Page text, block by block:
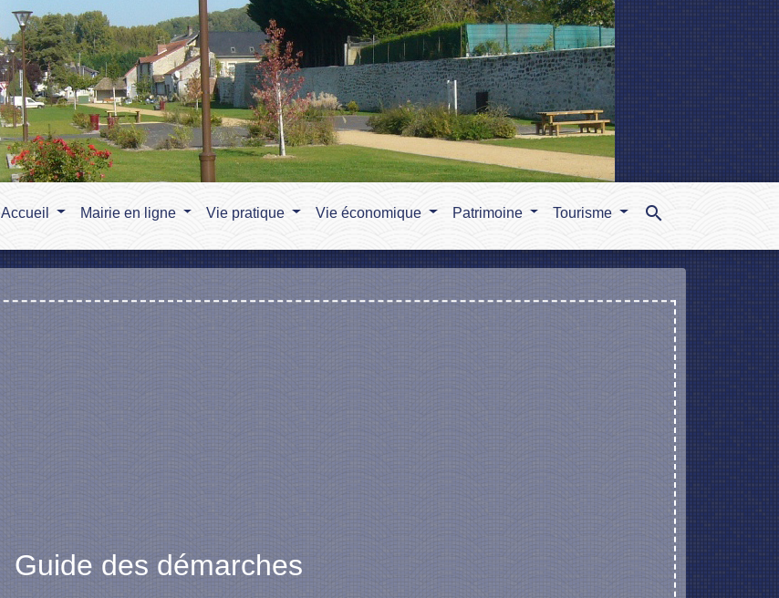
Accueil Mairie en ligne Vie pratique Vie économique Patrimoine Tourisme search
Guide des démarches